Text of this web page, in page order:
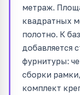
метраж.
квадратных
полотно. К
добавляется
фурнитуры:
сборки
комплект